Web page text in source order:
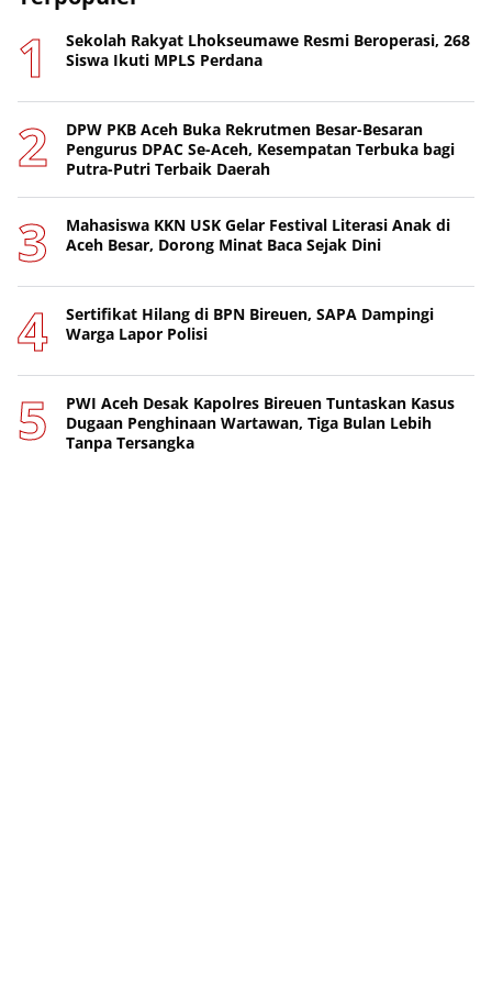
Sekolah Rakyat Lhokseumawe Resmi Beroperasi, 268
Siswa Ikuti MPLS Perdana
DPW PKB Aceh Buka Rekrutmen Besar-Besaran
Pengurus DPAC Se-Aceh, Kesempatan Terbuka bagi
Putra-Putri Terbaik Daerah
Mahasiswa KKN USK Gelar Festival Literasi Anak di
Aceh Besar, Dorong Minat Baca Sejak Dini
Sertifikat Hilang di BPN Bireuen, SAPA Dampingi
Warga Lapor Polisi
PWI Aceh Desak Kapolres Bireuen Tuntaskan Kasus
Dugaan Penghinaan Wartawan, Tiga Bulan Lebih
Tanpa Tersangka